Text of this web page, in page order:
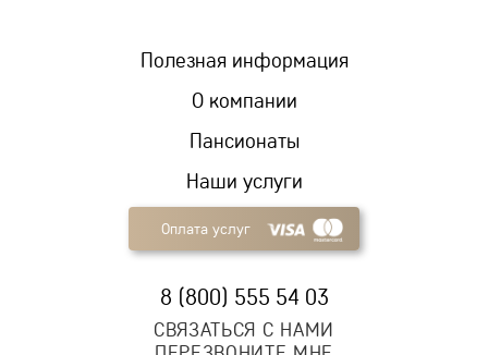
Пансионаты
Наши услуги
Полезная информация
О компании
Оплата услуг
8 (800) 555 54 03
СВЯЗАТЬСЯ С НАМИ